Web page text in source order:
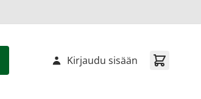
Kirjaudu sisään